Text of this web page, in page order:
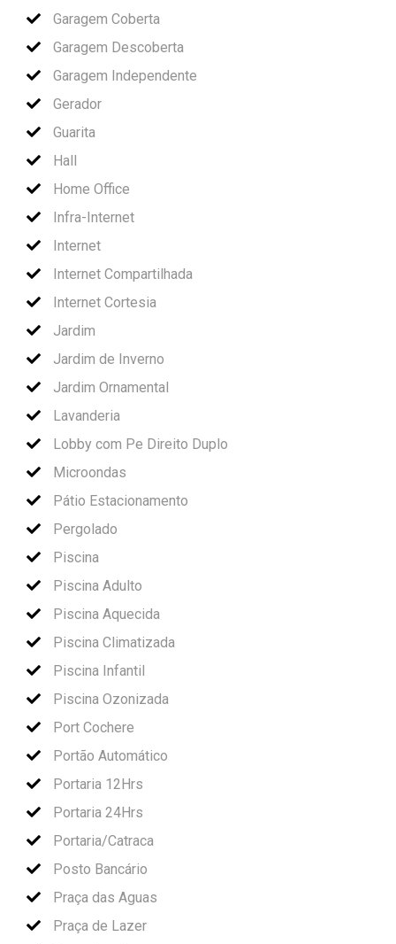
Garagem Coberta
Garagem Descoberta
Garagem Independente
Gerador
Guarita
Hall
Home Office
Infra-Internet
Internet
Internet Compartilhada
Internet Cortesia
Jardim
Jardim de Inverno
Jardim Ornamental
Lavanderia
Lobby com Pe Direito Duplo
Microondas
Pátio Estacionamento
Pergolado
Piscina
Piscina Adulto
Piscina Aquecida
Piscina Climatizada
Piscina Infantil
Piscina Ozonizada
Port Cochere
Portão Automático
Portaria 12Hrs
Portaria 24Hrs
Portaria/Catraca
Posto Bancário
Praça das Aguas
Praça de Lazer